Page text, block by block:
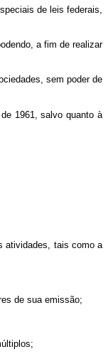
de leis federais,
a fim de realizar
sem poder de
1961, salvo quanto à
atividades, tais como a
de sua emissão;